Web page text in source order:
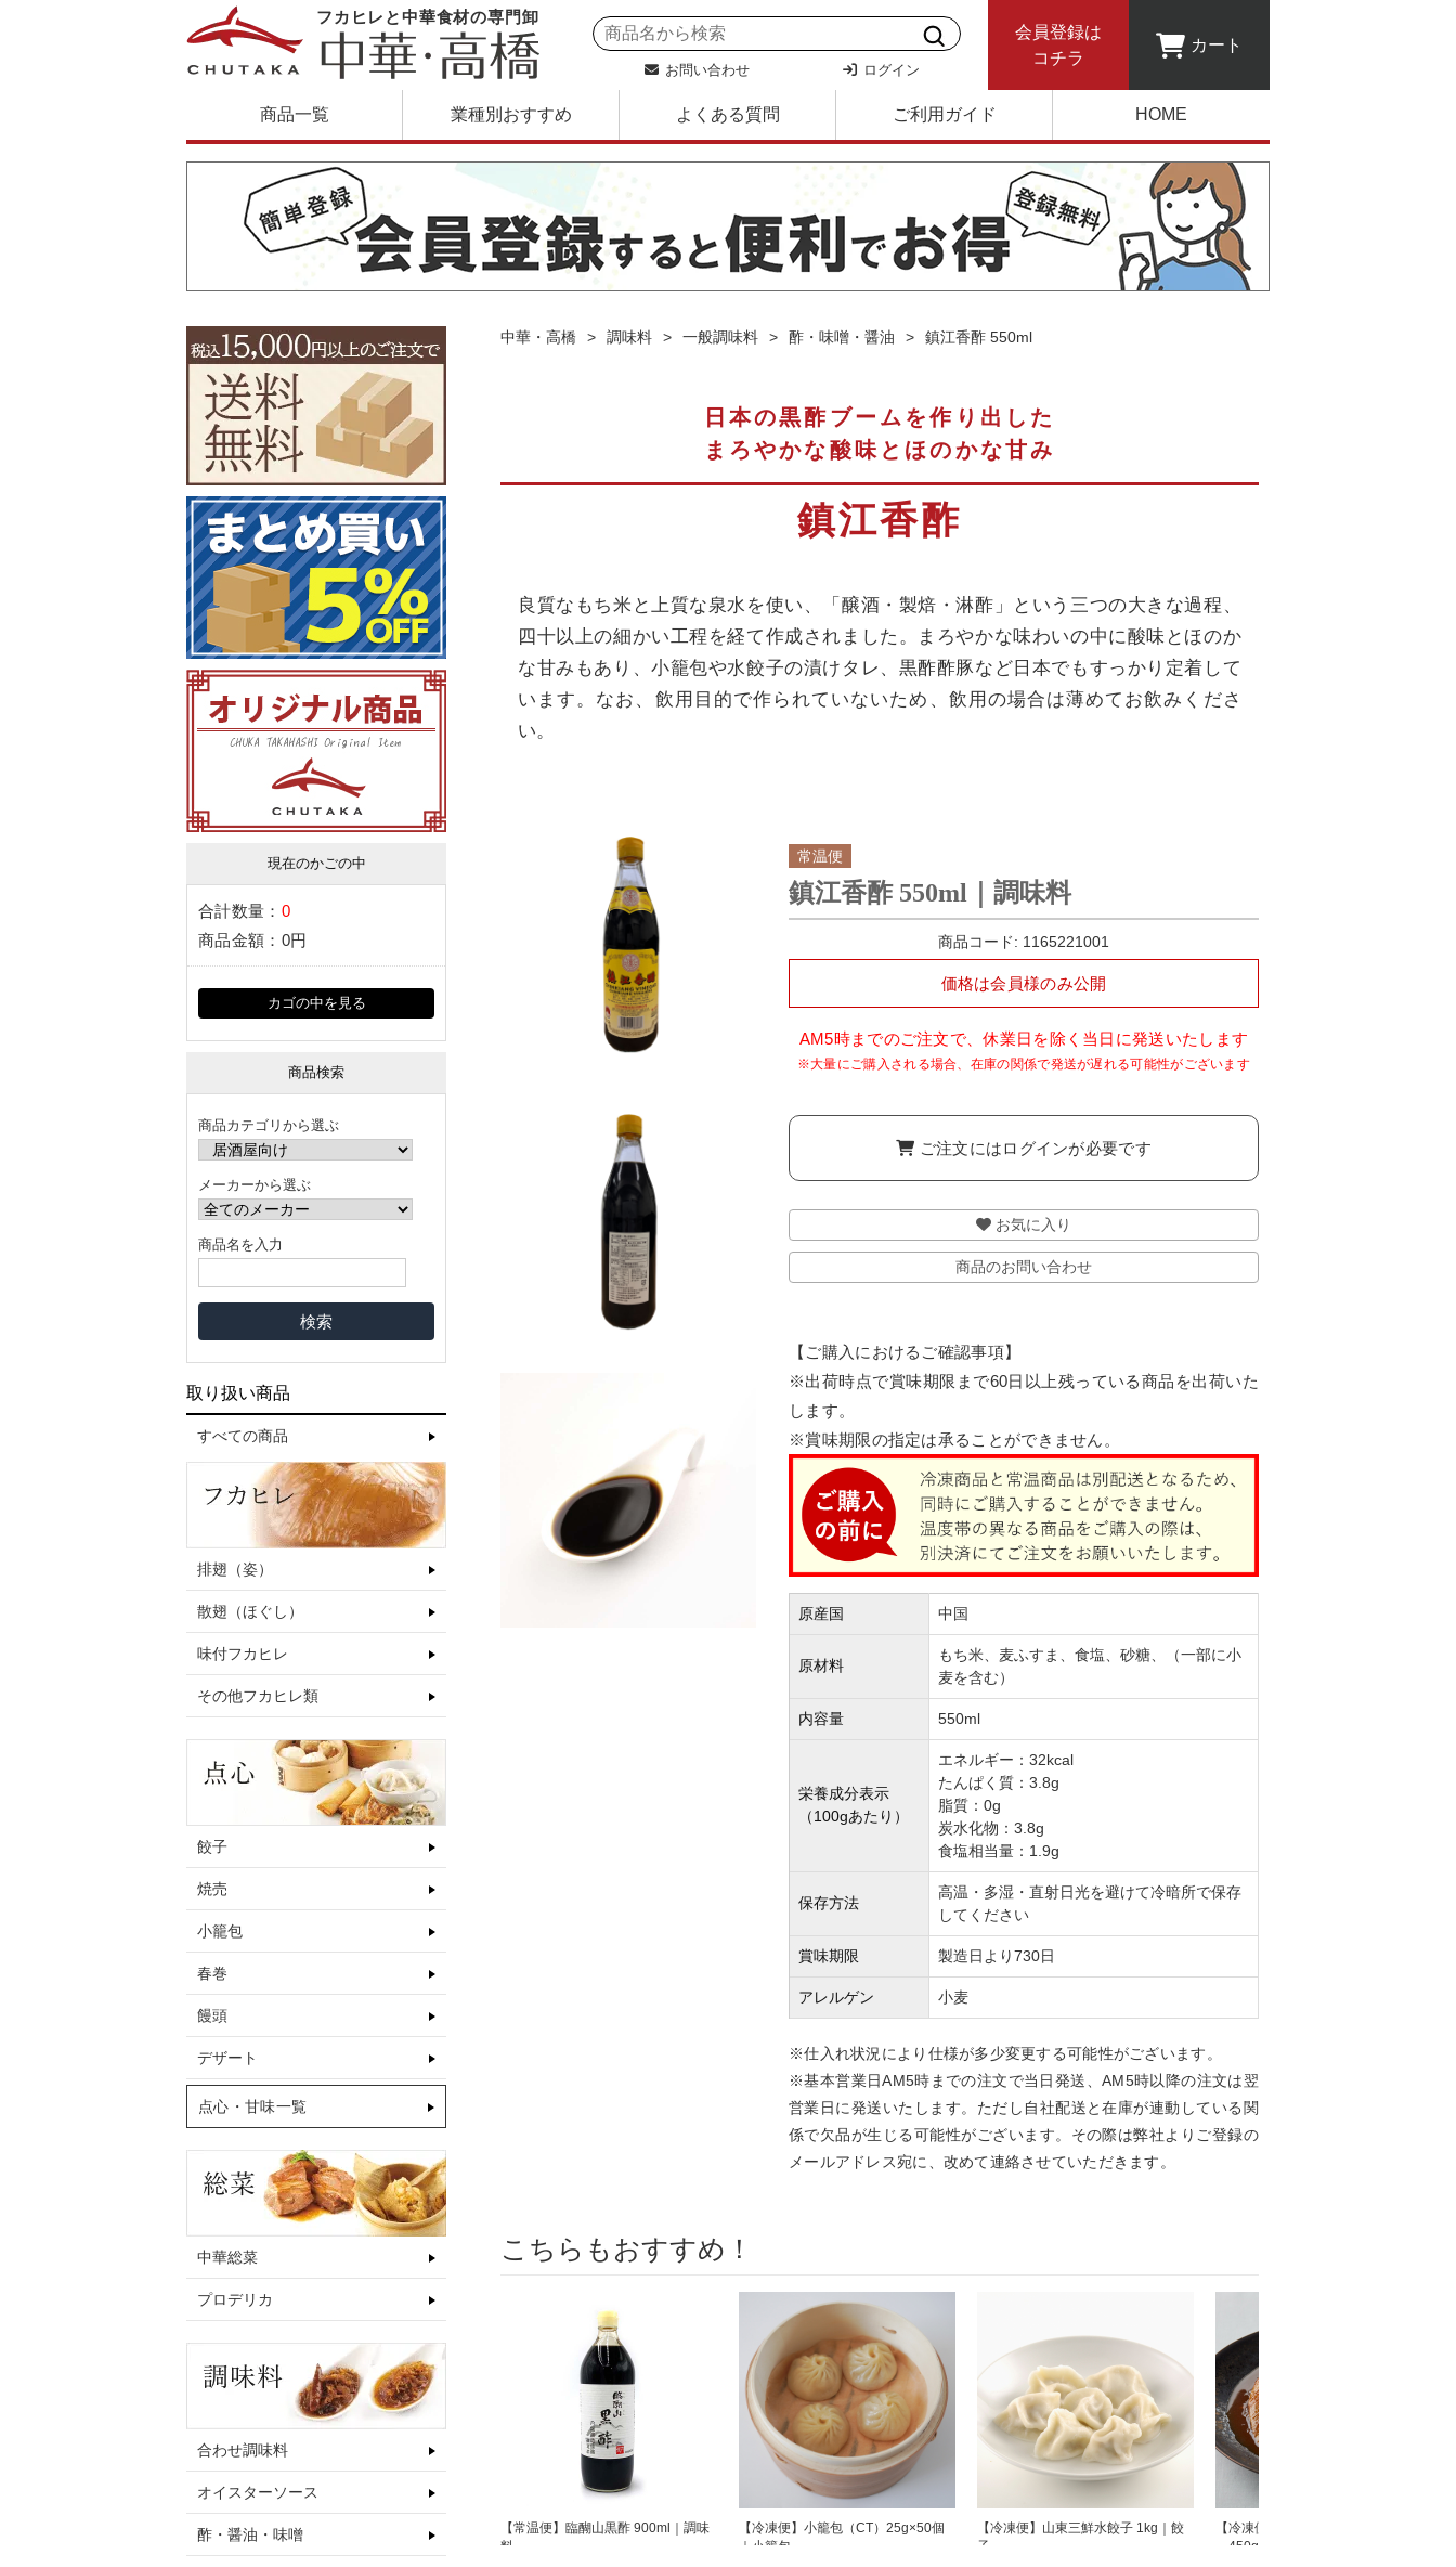
フカヒレと中華食材の専門卸
お問い合わせ ログイン
会員登録は
コチラ
カート
商品一覧 業種別おすすめ よくある質問 ご利用ガイド HOME
現在のかごの中
合計数量： 0
商品金額： 0円
カゴの中を見る
商品検索
商品カテゴリから選ぶ
メーカーから選ぶ
商品名を入力
取り扱い商品
すべての商品
排翅（姿）
散翅（ほぐし）
味付フカヒレ
その他フカヒレ類
餃子
焼売
小籠包
春巻
饅頭
デザート
点心・甘味一覧
中華総菜
プロデリカ
合わせ調味料
オイスターソース
酢・醤油・味噌
中華・高橋 調味料 一般調味料 酢・味噌・醤油 鎮江香酢 550ml
日本の黒酢ブームを作り出した
まろやかな酸味とほのかな甘み
鎮江香酢
良質なもち米と上質な泉水を使い、「醸酒・製焙・淋酢」という三つの大きな過程、
四十以上の細かい工程を経て作成されました。まろやかな味わいの中に酸味とほのか
な甘みもあり、小籠包や水餃子の漬けタレ、黒酢酢豚など日本でもすっかり定着して
います。なお、飲用目的で作られていないため、飲用の場合は薄めてお飲みくださ
い。
常温便
鎮江香酢 550ml｜調味料
商品コード: 1165221001
価格は会員様のみ公開
AM5時までのご注文で、休業日を除く当日に発送いたします
ご注文にはログインが必要です
お気に入り
商品のお問い合わせ
【ご購入におけるご確認事項】
※出荷時点で賞味期限まで60日以上残っている商品を出荷いた
します。
※賞味期限の指定は承ることができません。
原産国 中国
原材料
もち米、麦ふすま、食塩、砂糖、（一部に小
麦を含む）
内容量 550ml
栄養成分表示
（100gあたり）
エネルギー：32kcal
たんぱく質：3.8g
脂質：0g
炭水化物：3.8g
食塩相当量：1.9g
保存方法
高温・多湿・直射日光を避けて冷暗所で保存
してください
賞味期限 製造日より730日
アレルゲン 小麦
※仕入れ状況により仕様が多少変更する可能性がございます。
※基本営業日AM5時までの注文で当日発送、AM5時以降の注文は翌
営業日に発送いたします。ただし自社配送と在庫が連動している関
係で欠品が生じる可能性がございます。その際は弊社よりご登録の
メールアドレス宛に、改めて連絡させていただきます。
こちらもおすすめ！
【冷凍便】てまなしモウカ排翅 200
【冷凍便】てまなし翼排翅 100g×5
袋｜フカヒレ
【常温便】臨醐山黒酢 900ml｜調味
料
【冷凍便】小籠包（CT）25g×50個
｜小籠包
【冷凍便】山東三鮮水餃子 1kg｜餃
子
【冷凍便】てまなしモウカ排翅 200
～450g｜フカヒレ